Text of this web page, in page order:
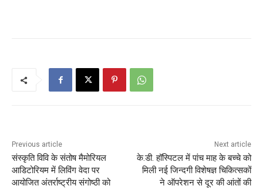
Previous article
संस्कृति विवि के संतोष मैमोरियल
आडिटोरियम में लिविंग वेदा पर
आयोजित अंतर्राष्ट्रीय संगोष्ठी को
Next article
के.डी. हॉस्पिटल में पांच माह के बच्चे को
मिली नई जिन्दगी विशेषज्ञ चिकित्सकों
ने ऑपरेशन से दूर की आंतों की